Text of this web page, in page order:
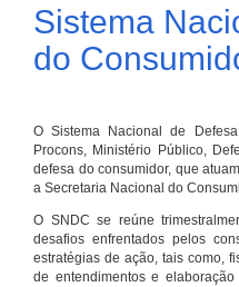
Sistema
do
O Sistema Nacional de
Procons, Ministério Público,
defesa do consumidor, que
a Secretaria Nacional do
O SNDC se reúne
desafios enfrentados pelos
estratégias de ação, tais como,
de entendimentos e